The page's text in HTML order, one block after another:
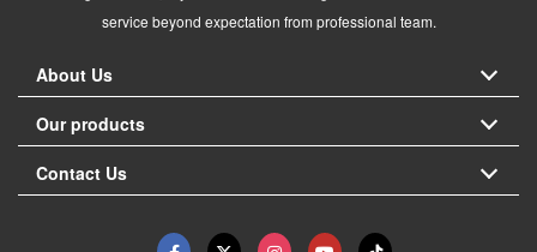
service beyond expectation from professional team.
About Us
Our products
Contact Us